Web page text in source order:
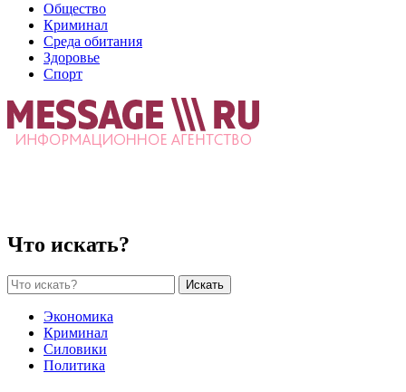
Общество
Криминал
Среда обитания
Здоровье
Спорт
Что искать?
Искать
Экономика
Криминал
Силовики
Политика